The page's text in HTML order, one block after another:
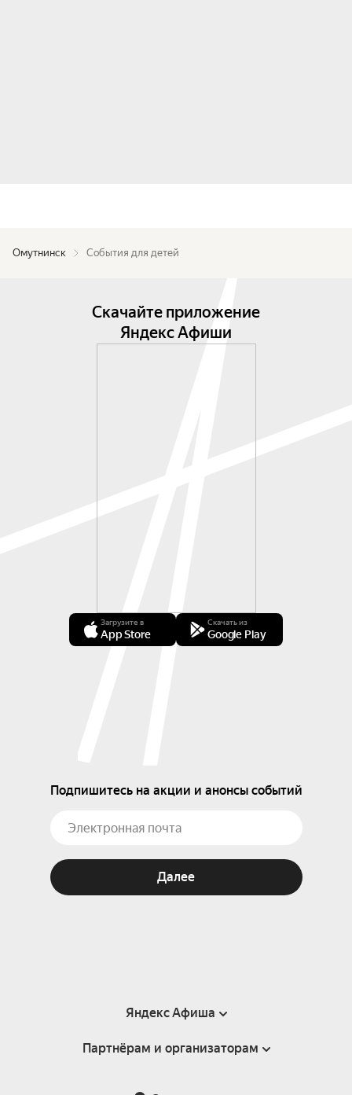
Омутнинск События для детей
Скачайте приложение
Яндекс Афиши
Загрузите в
App Store
Скачать из
Google Play
Подпишитесь на акции и анонсы событий
Далее
Яндекс Афиша
Справка
Партнёрам и организаторам